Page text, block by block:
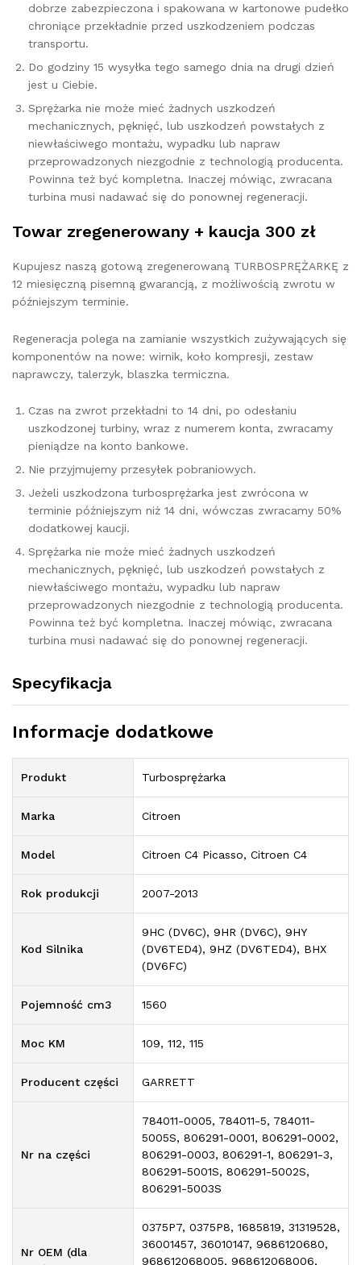
dobrze zabezpieczona i spakowana w kartonowe pudełko
chroniące przekładnie przed uszkodzeniem podczas
transportu.
Do godziny 15 wysyłka tego samego dnia na drugi dzień
jest u Ciebie.
Sprężarka nie może mieć żadnych uszkodzeń
mechanicznych, pęknięć, lub uszkodzeń powstałych z
niewłaściwego montażu, wypadku lub napraw
przeprowadzonych niezgodnie z technologią producenta.
Powinna też być kompletna. Inaczej mówiąc, zwracana
turbina musi nadawać się do ponownej regeneracji.
Towar zregenerowany + kaucja 300 zł
Kupujesz naszą gotową zregenerowaną TURBOSPRĘŻARKĘ z
12 miesięczną pisemną gwarancją, z możliwością zwrotu w
późniejszym terminie.
Regeneracja polega na zamianie wszystkich zużywających się
komponentów na nowe: wirnik, koło kompresji, zestaw
naprawczy, talerzyk, blaszka termiczna.
Czas na zwrot przekładni to 14 dni, po odesłaniu
uszkodzonej turbiny, wraz z numerem konta, zwracamy
pieniądze na konto bankowe.
Nie przyjmujemy przesyłek pobraniowych.
Jeżeli uszkodzona turbosprężarka jest zwrócona w
terminie późniejszym niż 14 dni, wówczas zwracamy 50%
dodatkowej kaucji.
Sprężarka nie może mieć żadnych uszkodzeń
mechanicznych, pęknięć, lub uszkodzeń powstałych z
niewłaściwego montażu, wypadku lub napraw
przeprowadzonych niezgodnie z technologią producenta.
Powinna też być kompletna. Inaczej mówiąc, zwracana
turbina musi nadawać się do ponownej regeneracji.
Specyfikacja
Informacje dodatkowe
Produkt Turbosprężarka
Marka Citroen
Model Citroen C4 Picasso, Citroen C4
Rok produkcji 2007-2013
Kod Silnika
9HC (DV6C), 9HR (DV6C), 9HY
(DV6TED4), 9HZ (DV6TED4), BHX
(DV6FC)
Pojemność cm3 1560
Moc KM 109, 112, 115
Producent części GARRETT
Nr na części
784011-0005, 784011-5, 784011-
5005S, 806291-0001, 806291-0002,
806291-0003, 806291-1, 806291-3,
806291-5001S, 806291-5002S,
806291-5003S
Nr OEM (dla
0375P7, 0375P8, 1685819, 31319528,
36001457, 36010147, 9686120680,
968612068005, 968612068006,